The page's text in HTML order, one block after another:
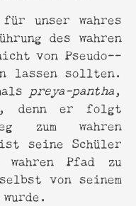
unser wahres
des wahren
von Pseudo--
lassen sollten.
preya-pantha,
denn er folgt
zum wahren
seine Schüler
Pfad zu
von seinem